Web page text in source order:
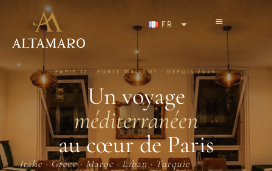
FR
PARIS 17 · PORTE MAILLOT · DEPUIS 2025
Un voyage
méditerranéen
au cœur de Paris
Italie · Grèce · Maroc · Liban · Turquie